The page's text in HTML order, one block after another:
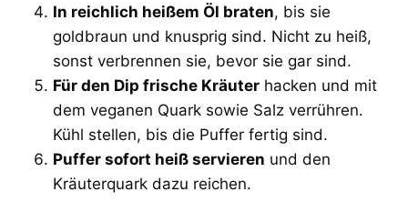
In reichlich heißem Öl braten, bis sie
goldbraun und knusprig sind. Nicht zu heiß,
sonst verbrennen sie, bevor sie gar sind.
Für den Dip frische Kräuter hacken und mit
dem veganen Quark sowie Salz verrühren.
Kühl stellen, bis die Puffer fertig sind.
Puffer sofort heiß servieren und den
Kräuterquark dazu reichen.